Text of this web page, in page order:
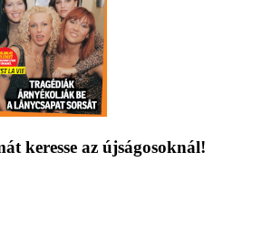
keresse az újságosoknál!